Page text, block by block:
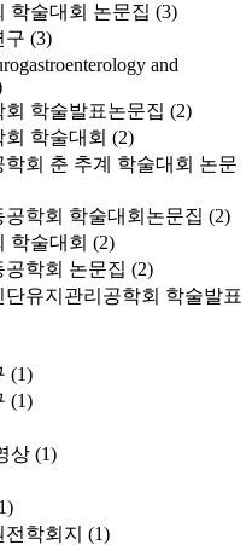
학술대회 논문집 (3)
구 (3)
and
학술발표논문집 (2)
학술대회 (2)
회 춘 추계 학술대회 논문
학회 학술대회논문집 (2)
학술대회 (2)
학회 논문집 (2)
단유지관리공학회 학술발표
(1)
(1)
상 (1)
학회지 (1)